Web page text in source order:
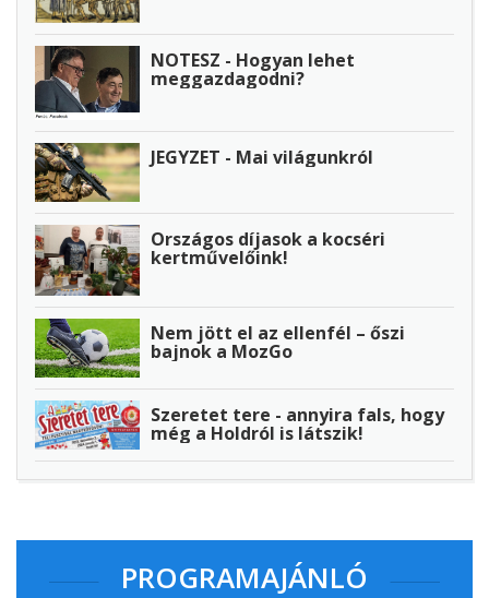
NOTESZ - Hogyan lehet
meggazdagodni?
JEGYZET - Mai világunkról
Országos díjasok a kocséri
kertművelőink!
Nem jött el az ellenfél – őszi
bajnok a MozGo
Szeretet tere - annyira fals, hogy
még a Holdról is látszik!
PROGRAMAJÁNLÓ